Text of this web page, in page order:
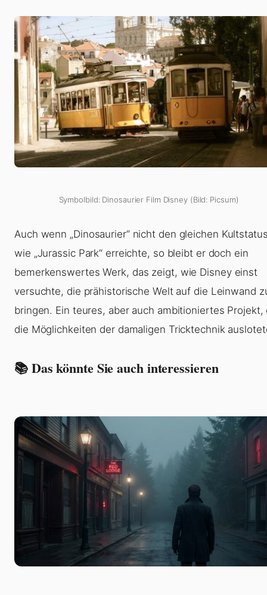
Symbolbild: Dinosaurier Film Disney (Bild: Picsum)
Auch wenn „Dinosaurier“ nicht den gleichen
wie „Jurassic Park“ erreichte, so bleibt er doch ein
bemerkenswertes Werk, das zeigt, wie Disney einst
versuchte, die prähistorische Welt auf die Leinwand
bringen. Ein teures, aber auch ambitioniertes Projekt,
die Möglichkeiten der damaligen Tricktechnik
📚 Das könnte Sie auch interessieren